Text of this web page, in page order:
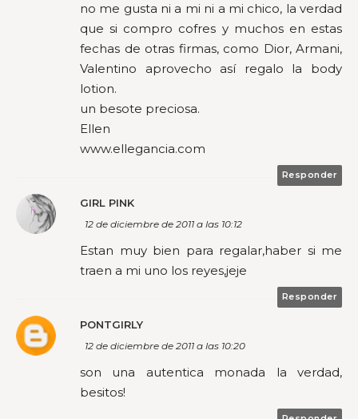
no me gusta ni a mi ni a mi chico, la verdad
que si compro cofres y muchos en estas
fechas de otras firmas, como Dior, Armani,
Valentino aprovecho así regalo la body
lotion.
un besote preciosa.
Ellen
www.ellegancia.com
Responder
GIRL PINK
12 de diciembre de 2011 a las 10:12
Estan muy bien para regalar,haber si me
traen a mi uno los reyes,jeje
Responder
PONTGIRLY
12 de diciembre de 2011 a las 10:20
son una autentica monada la verdad,
besitos!